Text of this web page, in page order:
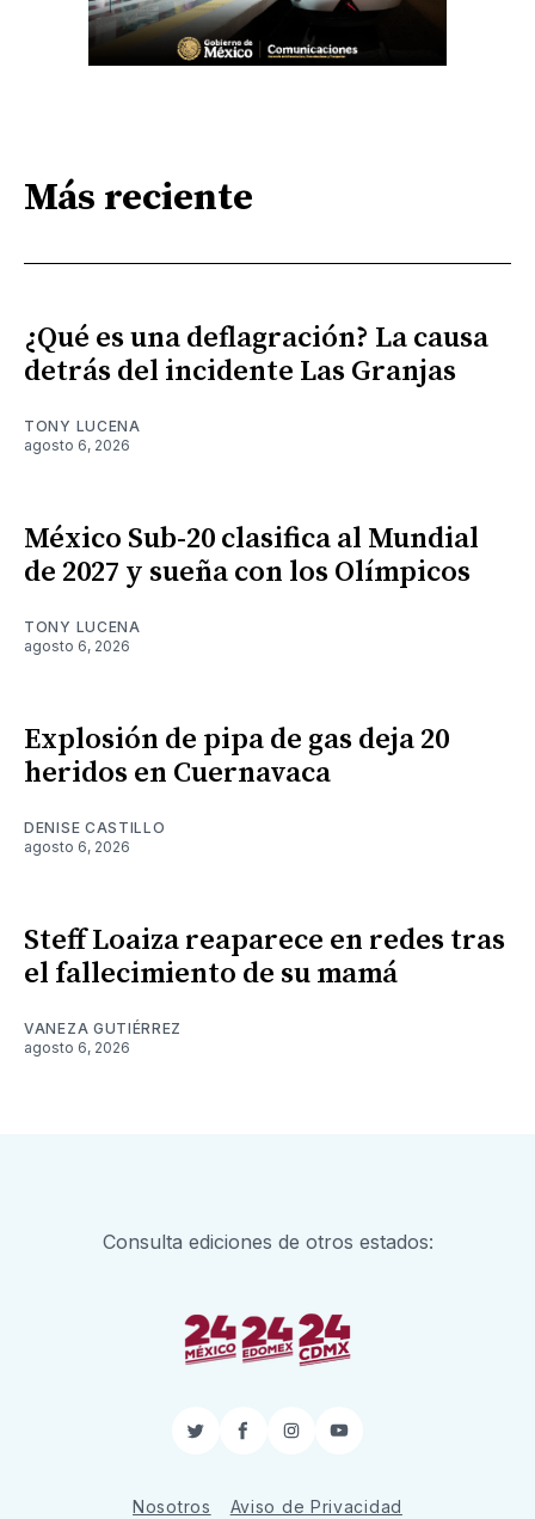
Más reciente
¿Qué es una deflagración? La causa
detrás del incidente Las Granjas
TONY LUCENA
agosto 6, 2026
México Sub-20 clasifica al Mundial
de 2027 y sueña con los Olímpicos
TONY LUCENA
agosto 6, 2026
Explosión de pipa de gas deja 20
heridos en Cuernavaca
DENISE CASTILLO
agosto 6, 2026
Steff Loaiza reaparece en redes tras
el fallecimiento de su mamá
VANEZA GUTIÉRREZ
agosto 6, 2026
Consulta ediciones de otros estados:
TwitterFacebook
InstagramYouTube
Nosotros Aviso de Privacidad